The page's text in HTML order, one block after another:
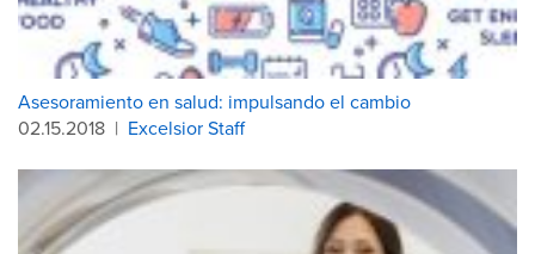
Asesoramiento en salud: impulsando el cambio
02.15.2018 | Excelsior Staff